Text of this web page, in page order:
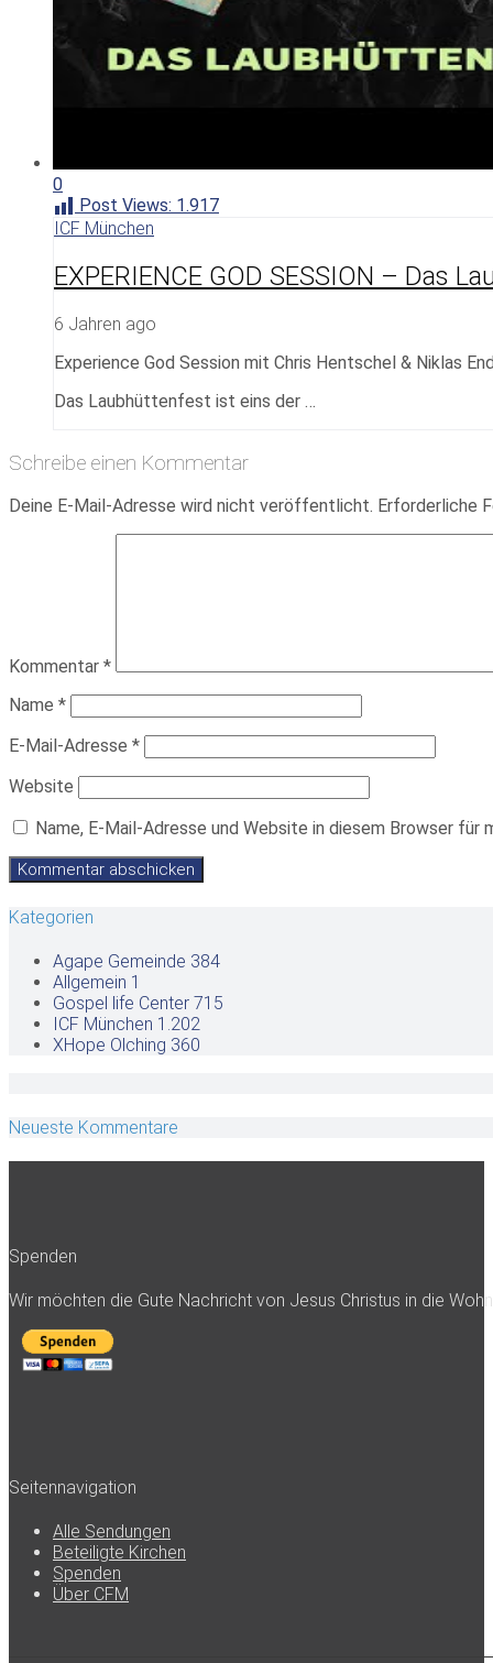
0
Post Views: 1.917
ICF München
EXPERIENCE GOD SESSION – Das
6 Jahren ago
Experience God Session mit Chris Hentschel & Niklas
Das Laubhüttenfest ist eins der …
Schreibe einen Kommentar
Deine E-Mail-Adresse wird nicht veröffentlicht. Erforderliche
Kommentar *
Name *
E-Mail-Adresse *
Website
Name, E-Mail-Adresse und Website in diesem Browser für
Kategorien
Agape Gemeinde 384
Allgemein 1
Gospel life Center 715
ICF München 1.202
XHope Olching 360
Neueste Kommentare
Spenden
Wir möchten die Gute Nachricht von Jesus Christus in die
Seitennavigation
Alle Sendungen
Beteiligte Kirchen
Spenden
Über CFM